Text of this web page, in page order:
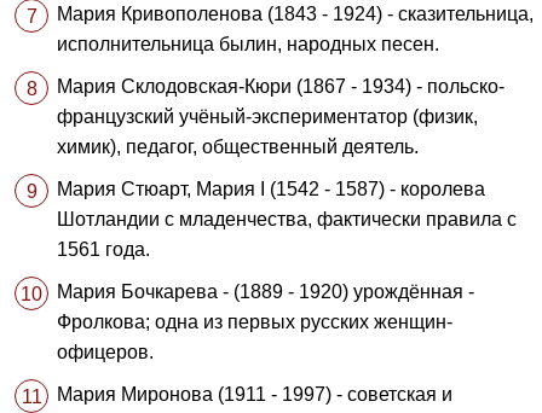
Мария Кривополенова (1843 - 1924) - сказительница,
исполнительница былин, народных песен.
Мария Склодовская-Кюри (1867 - 1934) - польско-
французский учёный-экспериментатор (физик,
химик), педагог, общественный деятель.
Мария Стюарт, Мария I (1542 - 1587) - королева
Шотландии с младенчества, фактически правила с
1561 года.
Мария Бочкарева - (1889 - 1920) урождённая -
Фролкова; одна из первых русских женщин-
офицеров.
Мария Миронова (1911 - 1997) - советская и